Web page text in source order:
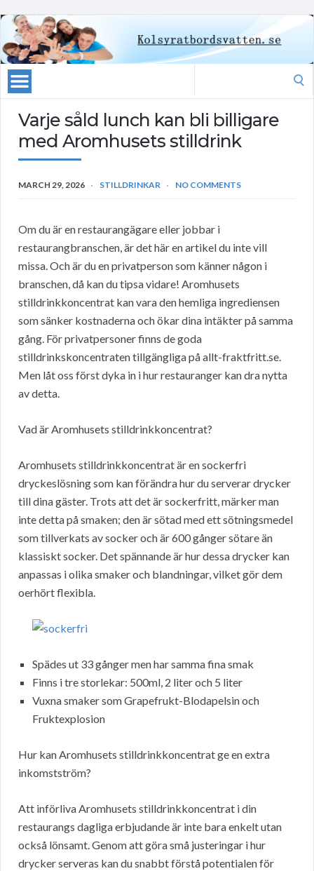
Varje såld lunch kan bli billigare
med Aromhusets stilldrink
MARCH 29, 2026 STILLDRINKAR NO COMMENTS
Om du är en restaurangägare eller jobbar i
restaurangbranschen, är det här en artikel du inte vill
missa. Och är du en privatperson som känner någon i
branschen, då kan du tipsa vidare! Aromhusets
stilldrinkkoncentrat kan vara den hemliga ingrediensen
som sänker kostnaderna och ökar dina intäkter på samma
gång. För privatpersoner finns de goda
stilldrinkskoncentraten tillgängliga på allt-fraktfritt.se.
Men låt oss först dyka in i hur restauranger kan dra nytta
av detta.
Vad är Aromhusets stilldrinkkoncentrat?
Aromhusets stilldrinkkoncentrat är en sockerfri
dryckeslösning som kan förändra hur du serverar drycker
till dina gäster. Trots att det är sockerfritt, märker man
inte detta på smaken; den är sötad med ett sötningsmedel
som tillverkats av socker och är 600 gånger sötare än
klassiskt socker. Det spännande är hur dessa drycker kan
anpassas i olika smaker och blandningar, vilket gör dem
oerhört flexibla.
Spädes ut 33 gånger men har samma fina smak
Finns i tre storlekar: 500ml, 2 liter och 5 liter
Vuxna smaker som Grapefrukt-Blodapelsin och
Fruktexplosion
Hur kan Aromhusets stilldrinkkoncentrat ge en extra
inkomstström?
Att införliva Aromhusets stilldrinkkoncentrat i din
restaurangs dagliga erbjudande är inte bara enkelt utan
också lönsamt. Genom att göra små justeringar i hur
drycker serveras kan du snabbt förstå potentialen för